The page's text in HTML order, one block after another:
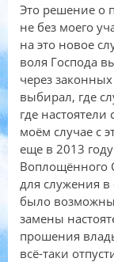
Это решение о
не без моего
на это новое
воля Господа
через
выбирал, где
где
моём случае с
еще в 2013
Воплощённого
для служения
было
замены
прошения
всё-таки